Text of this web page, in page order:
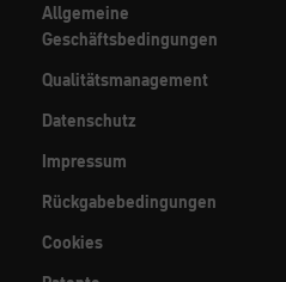
Allgemeine
Geschäftsbedingungen
Qualitätsmanagement
Datenschutz
Impressum
Rückgabebedingungen
Cookies